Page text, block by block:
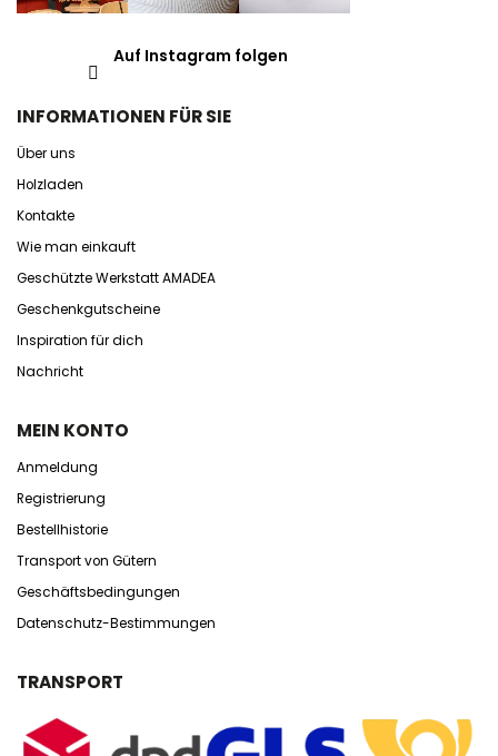
Auf Instagram folgen
INFORMATIONEN FÜR SIE
Über uns
Holzladen
Kontakte
Wie man einkauft
Geschützte Werkstatt AMADEA
Geschenkgutscheine
Inspiration für dich
Nachricht
MEIN KONTO
Anmeldung
Registrierung
Bestellhistorie
Transport von Gütern
Geschäftsbedingungen
Datenschutz-Bestimmungen
TRANSPORT